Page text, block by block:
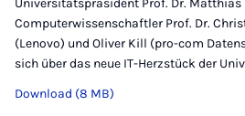
Computerwissenschaftler Prof. Dr.
(Lenovo) und Oliver Kill (pro-com
sich über das neue IT-Herzstück der
Download (8 MB)